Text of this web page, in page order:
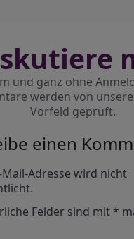
und ganz ohne
werden von
Vorfeld geprüft.
einen
Mail-Adresse wird nicht
Felder sind mit*